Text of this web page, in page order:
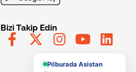
Bizi Takip Edin
Pilburada Asistan